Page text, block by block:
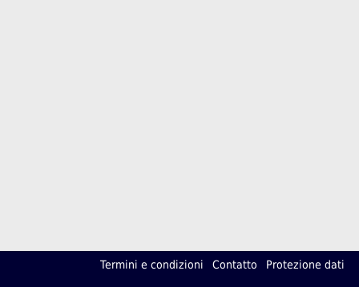
Termini e condizioni Contatto Protezione dati